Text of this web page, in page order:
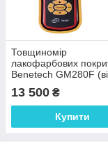
Товщиномір
лакофарбових
Benetech GM280F
мкм до 1800 мкм) Fe з
виносним датчиком
13 500 ₴
Купити